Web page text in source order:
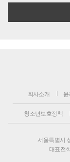
회사소개 윤
청소년보호정책
서울특별시
대표전